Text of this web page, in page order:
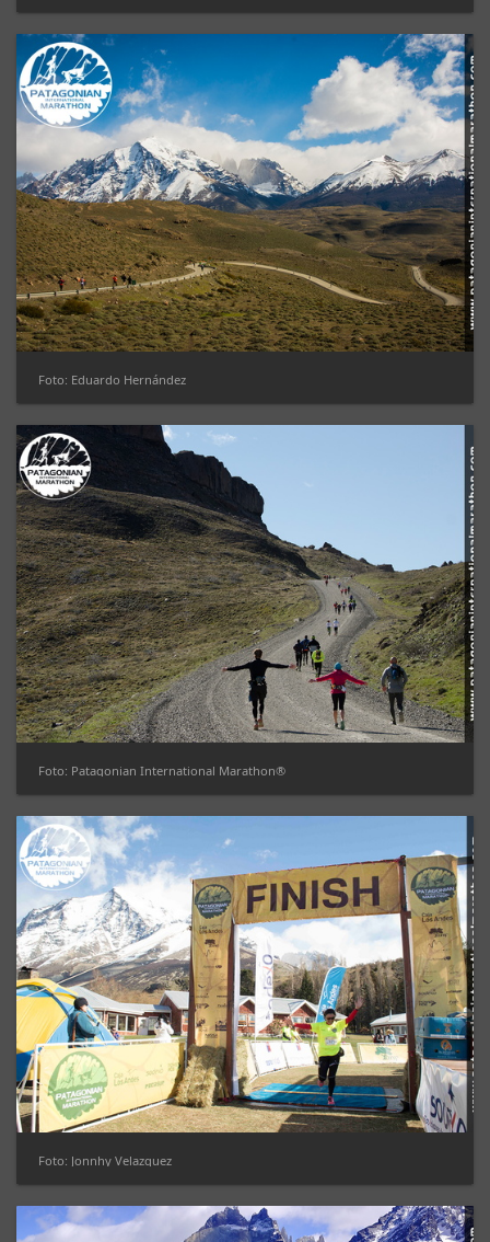
Foto: Eduardo Hernández
Foto: Patagonian International Marathon®
Foto: Jonnhy Velazquez